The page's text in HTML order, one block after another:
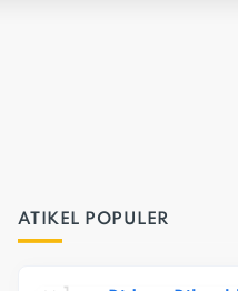
ATIKEL POPULER